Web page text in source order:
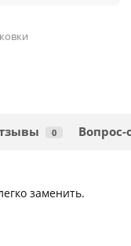
0 Вопрос-
заменить.